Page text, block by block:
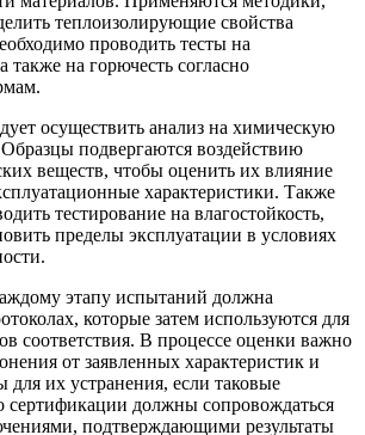
теплоизолирующие свойства
проводить тесты на
также на горючесть согласно
осуществить анализ на химическую
Образцы подвергаются воздействию
веществ, чтобы оценить их влияние
характеристики. Также
тестирование на влагостойкость,
пределы эксплуатации в условиях
этапу испытаний должна
которые затем используются для
соответствия. В процессе оценки важно
от заявленных характеристик и
для их устранения, если таковые
сертификации должны сопровождаться
подтверждающими результаты